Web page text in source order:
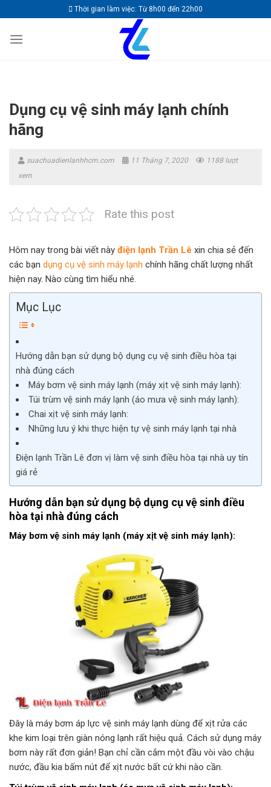
to
content
Thời gian làm việc: Từ 8h00 đến 22h00
Dụng cụ vệ sinh máy lạnh chính
hãng
suachuadienlanhhcm.com 11 Tháng 7, 2020
1188 lượt
xem
Rate this post
Hôm nay trong bài viết này điện lạnh Trần Lê xin chia sẻ đến
các bạn dụng cụ vệ sinh máy lạnh chính hãng chất lượng nhất
hiện nay. Nào cùng tìm hiểu nhé.
Mục Lục
Hướng dẫn bạn sử dụng bộ dụng cụ vệ sinh điều hòa tại
nhà đúng cách
Máy bơm vệ sinh máy lạnh (máy xịt vệ sinh máy lạnh):
Túi trùm vệ sinh máy lạnh (áo mưa vệ sinh máy lạnh):
Chai xịt vệ sinh máy lạnh:
Những lưu ý khi thực hiện tự vệ sinh máy lạnh tại nhà
Điện lạnh Trần Lê đơn vị làm vệ sinh điều hòa tại nhà uy tín
giá rẻ
Hướng dẫn bạn sử dụng bộ dụng cụ vệ sinh điều
hòa tại nhà đúng cách
Máy bơm vệ sinh máy lạnh (máy xịt vệ sinh máy lạnh):
Đây là máy bơm áp lực vệ sinh máy lạnh dùng để xịt rửa các
khe kim loại trên giàn nóng lạnh rất hiệu quả. Cách sử dụng máy
bơm này rất đơn giản! Bạn chỉ cần cắm một đầu vòi vào chậu
nước, đầu kia bấm nút để xịt nước bất cứ khi nào cần.